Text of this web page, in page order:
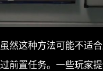
虽然这种方法可能不适
过前置任务。一些玩家